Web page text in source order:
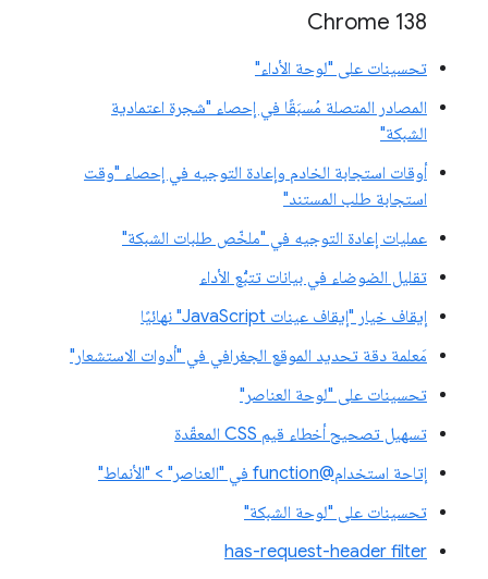
‫Chrome 138
تحسينات على "لوحة الأداء"
المصادر المتصلة مُسبَقًا في إحصاء "شجرة اعتمادية
الشبكة"
أوقات استجابة الخادم وإعادة التوجيه في إحصاء "وقت
استجابة طلب المستند"
عمليات إعادة التوجيه في "ملخّص طلبات الشبكة"
تقليل الضوضاء في بيانات تتبُّع الأداء
إيقاف خيار "إيقاف عينات JavaScript" نهائيًا
مَعلمة دقة تحديد الموقع الجغرافي في "أدوات الاستشعار"
تحسينات على "لوحة العناصر"
تسهيل تصحيح أخطاء قيم CSS المعقّدة
إتاحة استخدام@function في "العناصر" > "الأنماط"
تحسينات على "لوحة الشبكة"
has-request-header filter